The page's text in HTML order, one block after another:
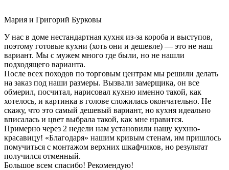
Мария и Григорий Бурковы
У нас в доме нестандартная кухня из-за короба и выступов,
поэтому готовые кухни (хоть они и дешевле) — это не наш
вариант. Мы с мужем много где были, но не нашли
подходящего варианта.
После всех походов по торговым центрам мы решили делать
на заказ под наши размеры. Вызвали замерщика, он все
обмерил, посчитал, нарисовал кухню именно такой, как
хотелось, и картинка в голове сложилась окончательно. Не
скажу, что это самый дешевый вариант, но кухня идеально
вписалась и цвет выбрала такой, как мне нравится.
Примерно через 2 недели нам установили нашу кухню-
красавицу! «Благодаря» нашим кривым стенам, им пришлось
помучиться с монтажом верхних шкафчиков, но результат
получился отменный.
Большое всем спасибо! Рекомендую!